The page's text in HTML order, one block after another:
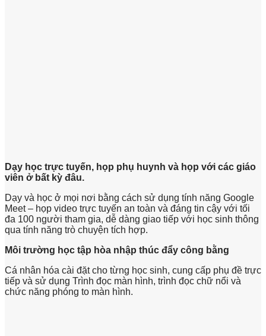
Dạy học trực tuyến, họp phụ huynh và họp với các giáo
viên ở bất kỳ đâu.
Dạy và học ở mọi nơi bằng cách sử dụng tính năng Google
Meet – họp video trực tuyến an toàn và đáng tin cậy với tối
đa 100 người tham gia, dễ dàng giao tiếp với học sinh thông
qua tính năng trò chuyện tích hợp.
Môi trường học tập hòa nhập thúc đẩy công bằng
Cá nhân hóa cài đặt cho từng học sinh, cung cấp phụ đề trực
tiếp và sử dụng Trình đọc màn hình, trình đọc chữ nổi và
chức năng phóng to màn hình.